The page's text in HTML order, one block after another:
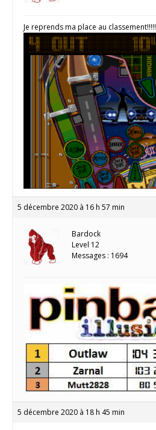
Je reprends ma place au classement!!!!!
5 décembre 2020 à 16 h 57 min
Bardock
Level 12
Messages : 1694
5 décembre 2020 à 18 h 45 min